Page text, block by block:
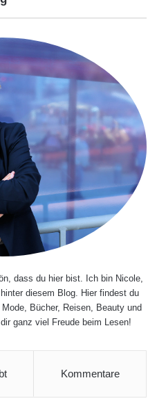
dass du hier bist. Ich bin Nicole,
diesem Blog. Hier findest du
Bücher, Reisen, Beauty und
ganz viel Freude beim Lesen!
Kommentare